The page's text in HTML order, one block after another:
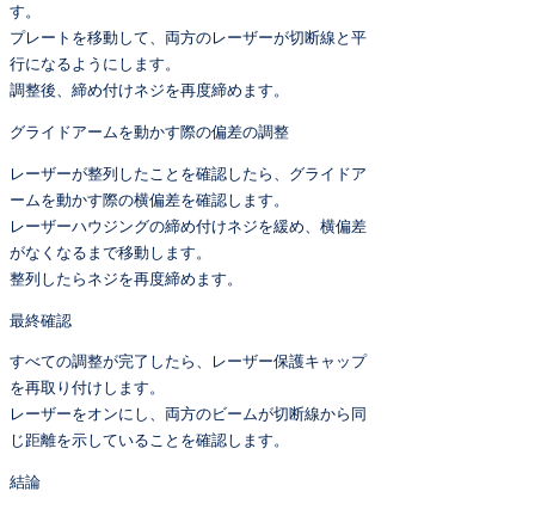
す。
プレートを移動して、両方のレーザーが切断線と平
行になるようにします。
調整後、締め付けネジを再度締めます。
グライドアームを動かす際の偏差の調整
レーザーが整列したことを確認したら、グライドア
ームを動かす際の横偏差を確認します。
レーザーハウジングの締め付けネジを緩め、横偏差
がなくなるまで移動します。
整列したらネジを再度締めます。
最終確認
すべての調整が完了したら、レーザー保護キャップ
を再取り付けします。
レーザーをオンにし、両方のビームが切断線から同
じ距離を示していることを確認します。
結論